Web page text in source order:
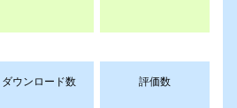
ダウンロード数 評価数